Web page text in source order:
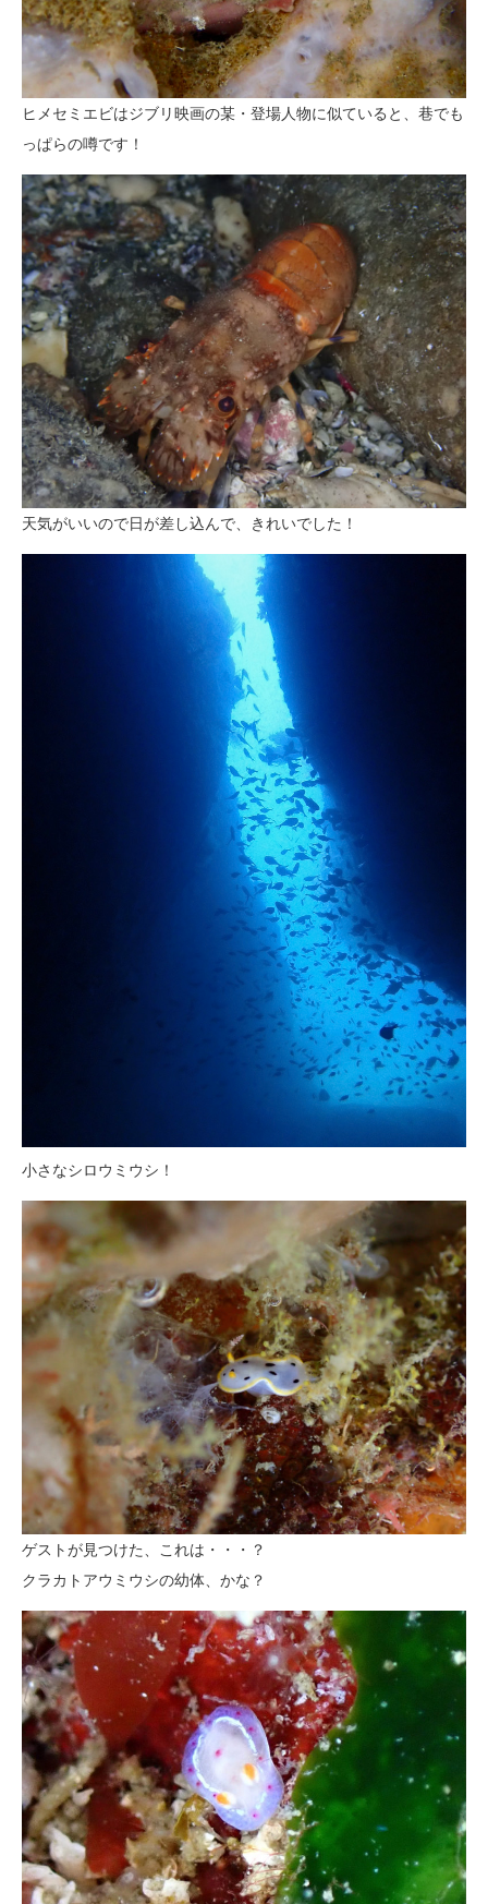
ヒメセミエビはジブリ映画の某・登場人物に似ていると、巷でも
っぱらの噂です！
天気がいいので日が差し込んで、きれいでした！
小さなシロウミウシ！
ゲストが見つけた、これは・・・？
クラカトアウミウシの幼体、かな？